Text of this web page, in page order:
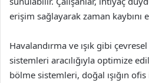
erişim sağlayarak zaman kaybını
Havalandırma ve ışık gibi
sistemleri aracılığıyla optimize
bölme sistemleri, doğal ışığın